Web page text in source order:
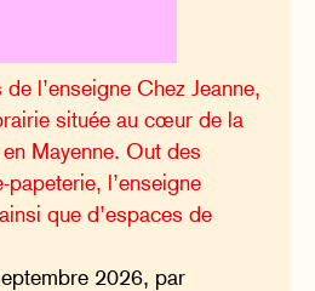
l’enseigne Chez Jeanne,
située au cœur de la
Mayenne. Out des
l’enseigne
que d’espaces de
2026, par